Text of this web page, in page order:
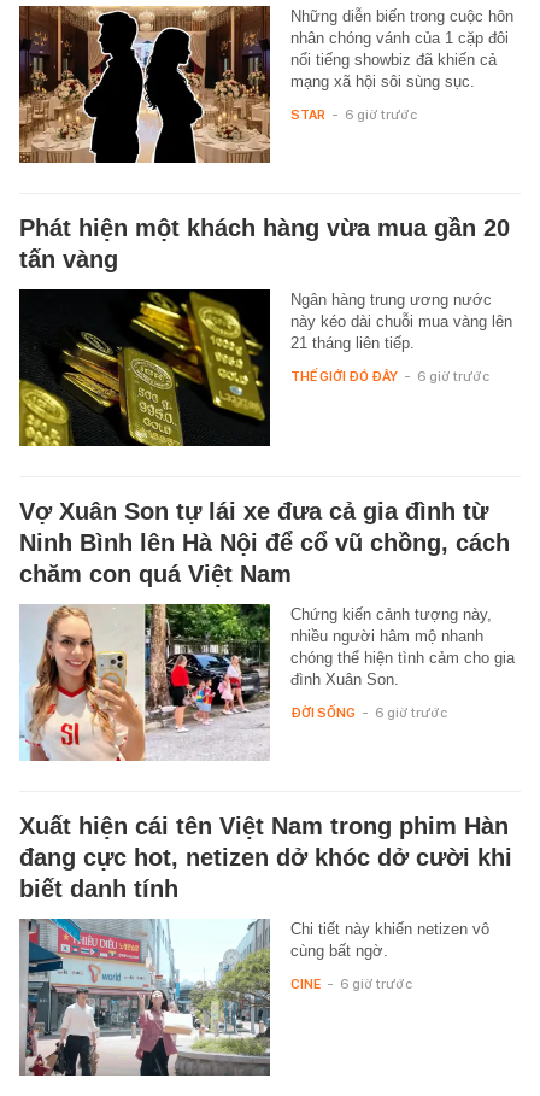
Những diễn biến trong cuộc hôn
nhân chóng vánh của 1 cặp đôi
nổi tiếng showbiz đã khiến cả
mạng xã hội sôi sùng sục.
STAR - 6 giờ trước
Phát hiện một khách hàng vừa mua gần 20
tấn vàng
Ngân hàng trung ương nước
này kéo dài chuỗi mua vàng lên
21 tháng liên tiếp.
THẾ GIỚI ĐÓ ĐÂY - 6 giờ trước
Vợ Xuân Son tự lái xe đưa cả gia đình từ
Ninh Bình lên Hà Nội để cổ vũ chồng, cách
chăm con quá Việt Nam
Chứng kiến cảnh tượng này,
nhiều người hâm mộ nhanh
chóng thể hiện tình cảm cho gia
đình Xuân Son.
ĐỜI SỐNG - 6 giờ trước
Xuất hiện cái tên Việt Nam trong phim Hàn
đang cực hot, netizen dở khóc dở cười khi
biết danh tính
Chi tiết này khiến netizen vô
cùng bất ngờ.
CINE - 6 giờ trước